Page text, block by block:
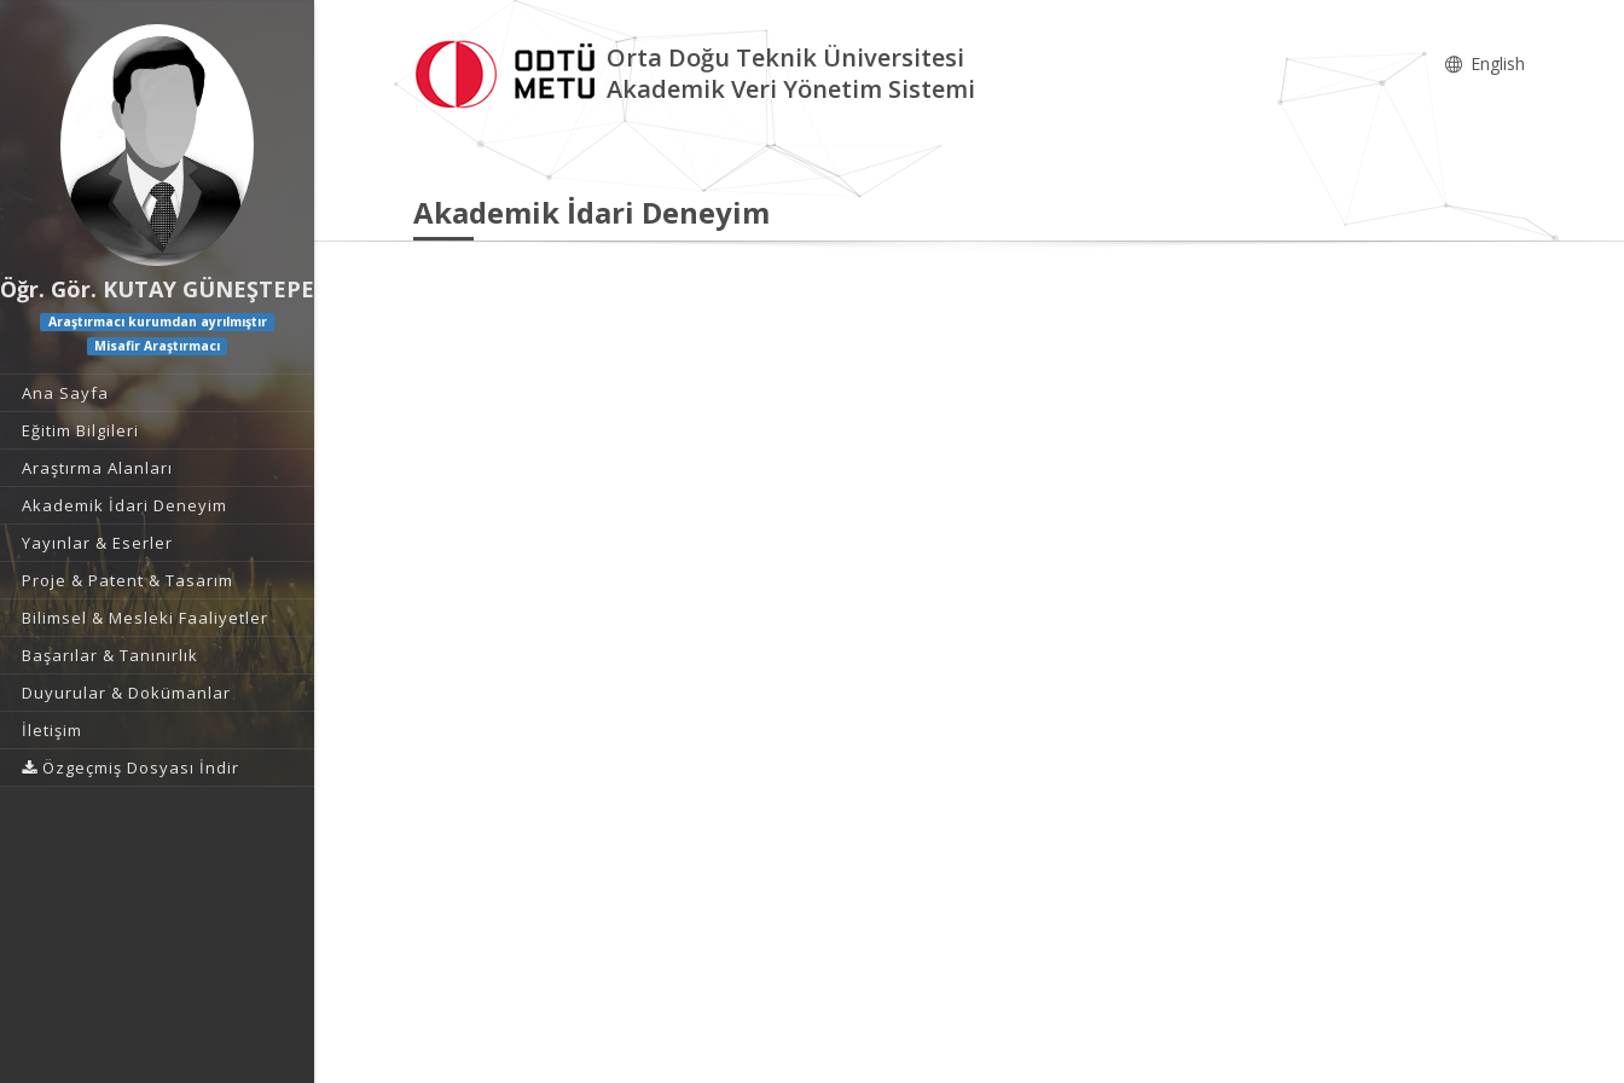
Öğr. Gör. KUTAY GÜNEŞTEPE
Araştırmacı kurumdan ayrılmıştır
Misafir Araştırmacı
Ana Sayfa
Eğitim Bilgileri
Araştırma Alanları
Akademik İdari Deneyim
Yayınlar & Eserler
Proje & Patent & Tasarım
Bilimsel & Mesleki Faaliyetler
Başarılar & Tanınırlık
Duyurular & Dokümanlar
İletişim
Özgeçmiş Dosyası İndir
Orta Doğu Teknik Üniversitesi
Akademik Veri Yönetim Sistemi
English
Akademik İdari Deneyim